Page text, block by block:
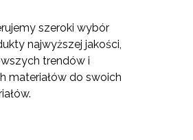
szeroki wybór
najwyższej jakości,
trendów i
materiałów do swoich